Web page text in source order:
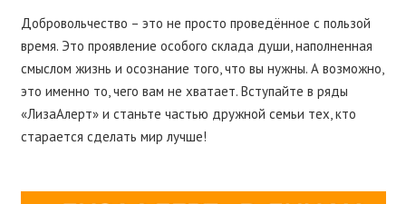
Добровольчество – это не просто проведённое с пользой
время. Это проявление особого склада души, наполненная
смыслом жизнь и осознание того, что вы нужны. А возможно,
это именно то, чего вам не хватает. Вступайте в ряды
«ЛизаАлерт» и станьте частью дружной семьи тех, кто
старается сделать мир лучше!